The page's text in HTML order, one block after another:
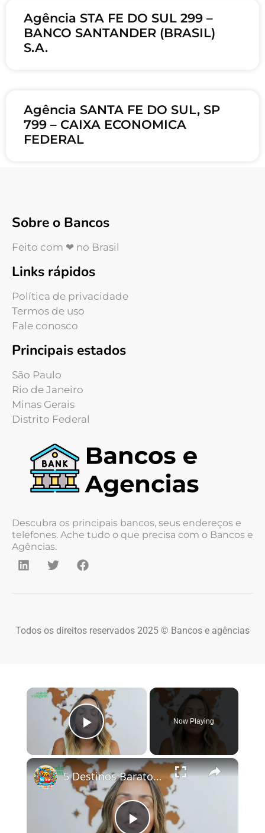
Agência STA FE DO SUL 299 –
BANCO SANTANDER (BRASIL)
S.A.
Agência SANTA FE DO SUL, SP
799 – CAIXA ECONOMICA
FEDERAL
Sobre o Bancos
Feito com ❤ no Brasil
Links rápidos
Política de privacidade
Termos de uso
Fale conosco
Principais estados
São Paulo
Rio de Janeiro
Minas Gerais
Distrito Federal
Descubra os principais bancos, seus endereços e
telefones. Ache tudo o que precisa com o Bancos e
Agências.
Todos os direitos reservados 2025 © Bancos e agências
×
Play Video
Now Playing
×
5 Destinos Baratos no Brasil Para Conhecer e Amar! 🇧🇷✨